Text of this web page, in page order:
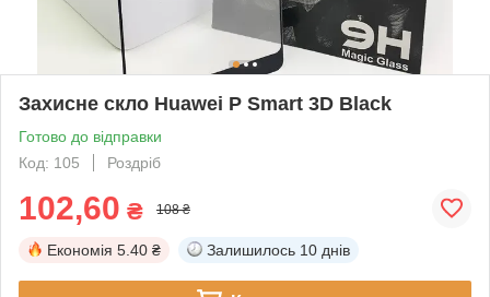
Захисне скло Huawei P Smart 3D Black
Готово до відправки
Код: 105
Роздріб
102,60 ₴ 108 ₴
Економія 5.40 ₴ Залишилось 10 днів